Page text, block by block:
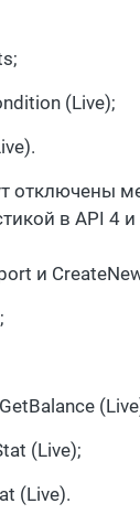
(Live);
отключены
в API 4 и
и
(Live);
(Live).